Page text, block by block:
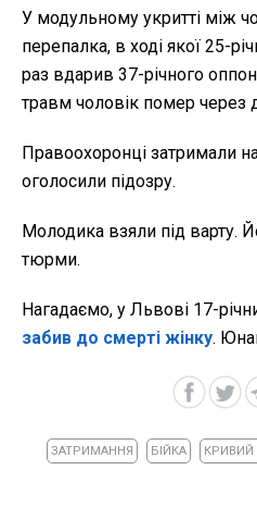
У модульному укритті між
перепалка, в ході якої 25-
раз вдарив 37-річного
травм чоловік помер через
Правоохоронці затримали
оголосили підозру.
Молодика взяли під варту.
тюрми.
Нагадаємо, у Львові 17-
забив до смерті жінку.
ЗАТРИМАННЯ БІЙКА КРИВИЙ